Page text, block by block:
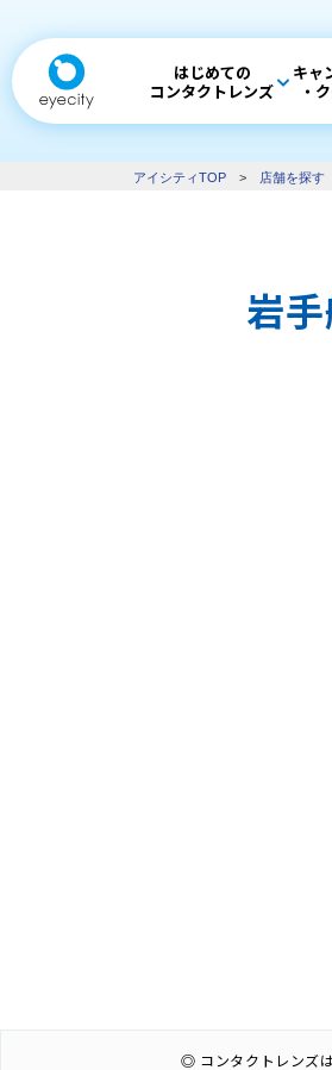
はじめての
コンタクトレンズ
キャ
・
アイシティTOP > 店舗を探す
岩
◎ コンタクトレンズ